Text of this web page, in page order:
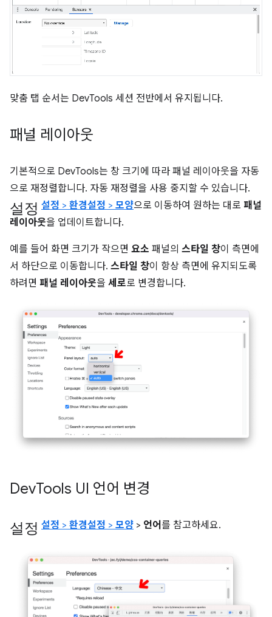
맞춤 탭 순서는 DevTools 세션 전반에서 유지됩니다.
패널 레이아웃
기본적으로 DevTools는 창 크기에 따라 패널 레이아웃을 자동
으로 재정렬합니다. 자동 재정렬을 사용 중지할 수 있습니다.
설정 설정 > 환경설정 > 모양으로 이동하여 원하는 대로 패널
레이아웃을 업데이트합니다.
예를 들어 화면 크기가 작으면 요소 패널의 스타일 창이 측면에
서 하단으로 이동합니다. 스타일 창이 항상 측면에 유지되도록
하려면 패널 레이아웃을 세로로 변경합니다.
DevTools UI 언어 변경
설정 설정 > 환경설정 > 모양 > 언어 를 참고하세요.